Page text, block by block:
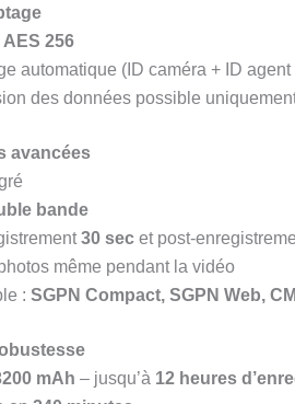
AES 256
automatique (ID caméra + ID
des données possible
avancées
bande
30 sec et
même pendant la vidéo
: SGPN Compact, SGPN Web,
mAh – jusqu’à 12 heures